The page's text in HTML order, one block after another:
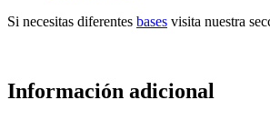
Si necesitas diferentes bases visita nuestra
Información adicional